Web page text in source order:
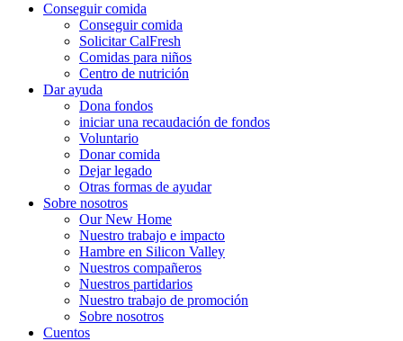
Conseguir comida
Conseguir comida
Solicitar CalFresh
Comidas para niños
Centro de nutrición
Dar ayuda
Dona fondos
iniciar una recaudación de fondos
Voluntario
Donar comida
Dejar legado
Otras formas de ayudar
Sobre nosotros
Our New Home
Nuestro trabajo e impacto
Hambre en Silicon Valley
Nuestros compañeros
Nuestros partidarios
Nuestro trabajo de promoción
Sobre nosotros
Cuentos